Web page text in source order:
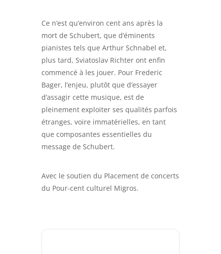
Ce n’est qu’environ cent ans après la
mort de Schubert, que d’éminents
pianistes tels que Arthur Schnabel et,
plus tard, Sviatoslav Richter ont enfin
commencé à les jouer. Pour Frederic
Bager, l’enjeu, plutôt que d’essayer
d’assagir cette musique, est de
pleinement exploiter ses qualités parfois
étranges, voire immatérielles, en tant
que composantes essentielles du
message de Schubert.
Avec le soutien du Placement de concerts
du Pour-cent culturel Migros.